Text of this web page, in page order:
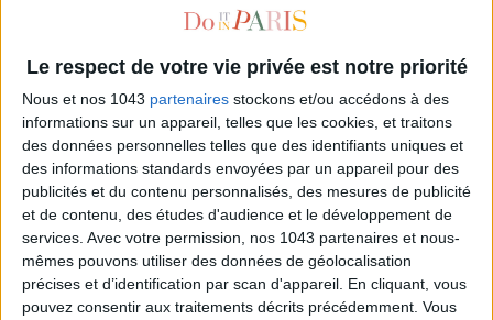
Le respect de votre vie privée est notre priorité
Nous et nos 1043 partenaires stockons et/ou accédons à des
informations sur un appareil, telles que les cookies, et traitons
des données personnelles telles que des identifiants uniques et
des informations standards envoyées par un appareil pour des
publicités et du contenu personnalisés, des mesures de publicité
et de contenu, des études d'audience et le développement de
services. Avec votre permission, nos 1043 partenaires et nous-
mêmes pouvons utiliser des données de géolocalisation
précises et d’identification par scan d'appareil. En cliquant, vous
pouvez consentir aux traitements décrits précédemment. Vous